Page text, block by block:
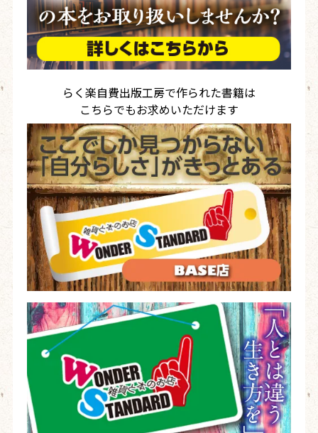
らく楽自費出版工房で作られた書籍は
こちらでもお求めいただけます